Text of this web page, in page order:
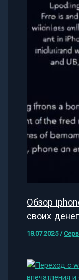
Обзор
своих
18.07.2025/